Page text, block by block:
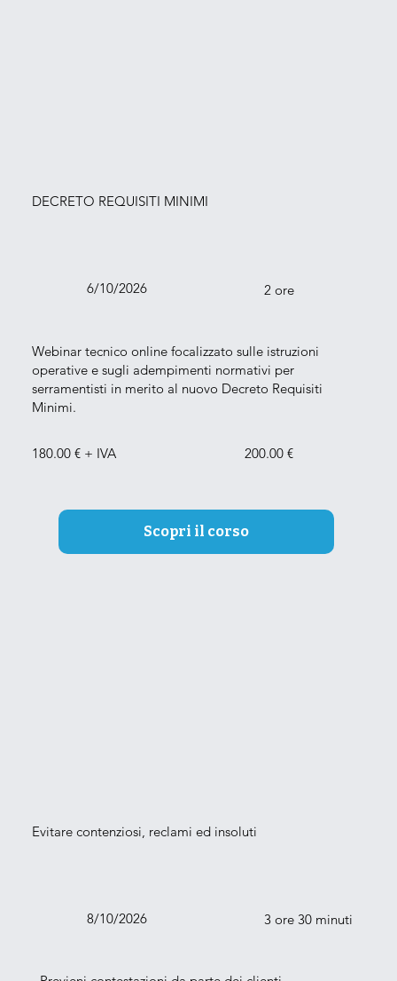
DECRETO REQUISITI MINIMI
6/10/2026 2 ore
Webinar tecnico online focalizzato sulle istruzioni
operative e sugli adempimenti normativi per
serramentisti in merito al nuovo Decreto Requisiti
Minimi.
180.00 € + IVA 200.00 €
Scopri il corso
Evitare contenziosi, reclami ed insoluti
8/10/2026 3 ore 30 minuti